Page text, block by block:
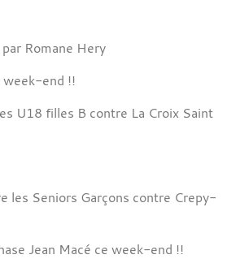
par Romane Hery
week-end !!
U18 filles B contre La Croix Saint
les Seniors Garçons contre Crepy-
Jean Macé ce week-end !!